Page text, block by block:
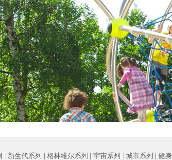
| 新生代系列 | 格林维尔系列 | 宇宙系列 | 城市系列 | 健